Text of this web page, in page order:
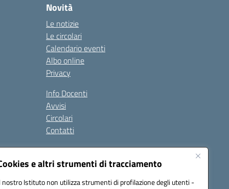
e altri strumenti di tracciamento
nostro Istituto non utilizza strumenti di profilazione degli utenti -
Novità
Le notizie
Le circolari
Calendario eventi
Albo online
Privacy
Info Docenti
Avvisi
Circolari
Contatti
Seguici su: